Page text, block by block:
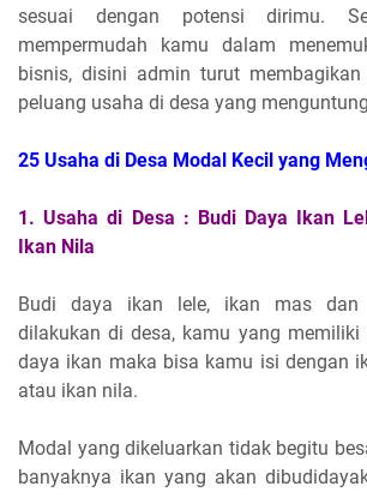
sesuai dengan potensi dirimu.
mempermudah kamu dalam
bisnis, disini admin turut
peluang usaha di desa yang
25 Usaha di Desa Modal Kecil yang
1.Usaha di Desa : Budi Daya Ikan
Ikan Nila
Budi daya ikan lele, ikan mas
dilakukan di desa, kamu yang
daya ikan maka bisa kamu isi dengan
atau ikan nila.
Modal yang dikeluarkan tidak begitu
banyaknya ikan yang akan